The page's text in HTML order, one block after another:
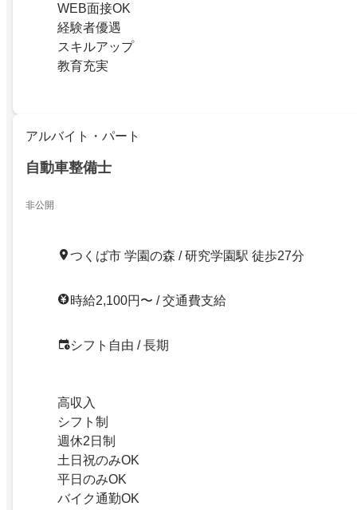
WEB面接OK
経験者優遇
スキルアップ
教育充実
アルバイト・パート
自動車整備士
非公開
つくば市 学園の森 / 研究学園駅 徒歩27分
時給2,100円〜 / 交通費支給
シフト自由 / 長期
高収入
シフト制
週休2日制
土日祝のみOK
平日のみOK
バイク通勤OK